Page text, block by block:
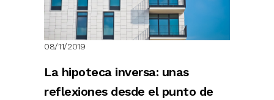
08/11/2019
La hipoteca inversa: unas
reflexiones desde el punto de